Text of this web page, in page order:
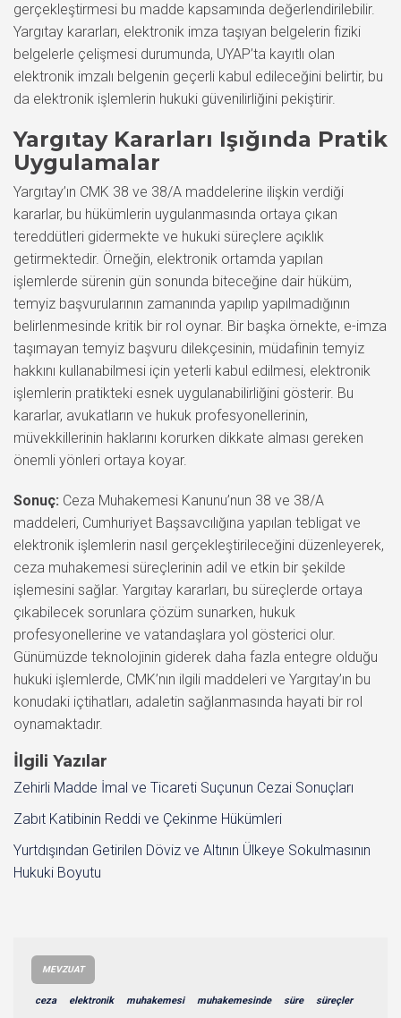
gerçekleştirmesi bu madde kapsamında değerlendirilebilir.
Yargıtay kararları, elektronik imza taşıyan belgelerin fiziki
belgelerle çelişmesi durumunda, UYAP’ta kayıtlı olan
elektronik imzalı belgenin geçerli kabul edileceğini belirtir, bu
da elektronik işlemlerin hukuki güvenilirliğini pekiştirir.
Yargıtay Kararları Işığında Pratik
Uygulamalar
Yargıtay’ın CMK 38 ve 38/A maddelerine ilişkin verdiği
kararlar, bu hükümlerin uygulanmasında ortaya çıkan
tereddütleri gidermekte ve hukuki süreçlere açıklık
getirmektedir. Örneğin, elektronik ortamda yapılan
işlemlerde sürenin gün sonunda biteceğine dair hüküm,
temyiz başvurularının zamanında yapılıp yapılmadığının
belirlenmesinde kritik bir rol oynar. Bir başka örnekte, e-imza
taşımayan temyiz başvuru dilekçesinin, müdafinin temyiz
hakkını kullanabilmesi için yeterli kabul edilmesi, elektronik
işlemlerin pratikteki esnek uygulanabilirliğini gösterir. Bu
kararlar, avukatların ve hukuk profesyonellerinin,
müvekkillerinin haklarını korurken dikkate alması gereken
önemli yönleri ortaya koyar.
Sonuç: Ceza Muhakemesi Kanunu’nun 38 ve 38/A
maddeleri, Cumhuriyet Başsavcılığına yapılan tebligat ve
elektronik işlemlerin nasıl gerçekleştirileceğini düzenleyerek,
ceza muhakemesi süreçlerinin adil ve etkin bir şekilde
işlemesini sağlar. Yargıtay kararları, bu süreçlerde ortaya
çıkabilecek sorunlara çözüm sunarken, hukuk
profesyonellerine ve vatandaşlara yol gösterici olur.
Günümüzde teknolojinin giderek daha fazla entegre olduğu
hukuki işlemlerde, CMK’nın ilgili maddeleri ve Yargıtay’ın bu
konudaki içtihatları, adaletin sağlanmasında hayati bir rol
oynamaktadır.
İlgili Yazılar
Zehirli Madde İmal ve Ticareti Suçunun Cezai Sonuçları
Zabıt Katibinin Reddi ve Çekinme Hükümleri
Yurtdışından Getirilen Döviz ve Altının Ülkeye Sokulmasının
Hukuki Boyutu
MEVZUAT
ceza elektronik muhakemesi muhakemesinde süre süreçler